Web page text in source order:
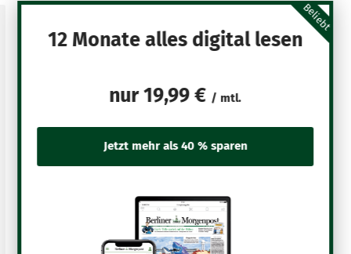
Beliebt
12 Monate alles digital lesen
nur19,99 € / mtl.